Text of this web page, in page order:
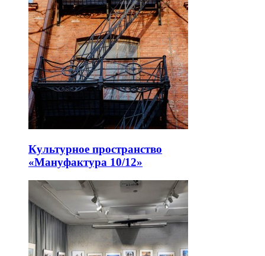
Культурное пространство
«Мануфактура 10/12»